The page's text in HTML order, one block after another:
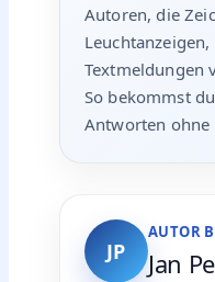
Autoren, die
Textmeldungen
So bekommst
Antworten ohne
JP
AUTOR
Jan